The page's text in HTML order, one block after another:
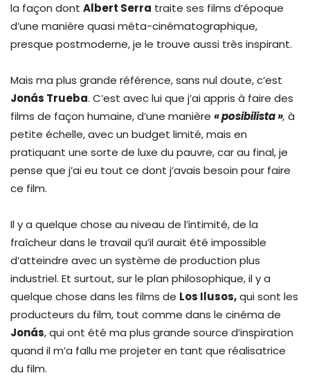
la façon dont Albert Serra traite ses films d’époque
d’une manière quasi méta-cinématographique,
presque postmoderne, je le trouve aussi très inspirant.
Mais ma plus grande référence, sans nul doute, c’est
Jonás Trueba. C’est avec lui que j’ai appris à faire des
films de façon humaine, d’une manière « posibilista », à
petite échelle, avec un budget limité, mais en
pratiquant une sorte de luxe du pauvre, car au final, je
pense que j’ai eu tout ce dont j’avais besoin pour faire
ce film.
Il y a quelque chose au niveau de l’intimité, de la
fraîcheur dans le travail qu’il aurait été impossible
d’atteindre avec un système de production plus
industriel. Et surtout, sur le plan philosophique, il y a
quelque chose dans les films de Los Ilusos,qui sont les
producteurs du film, tout comme dans le cinéma de
Jonás, qui ont été ma plus grande source d’inspiration
quand il m’a fallu me projeter en tant que réalisatrice
du film.